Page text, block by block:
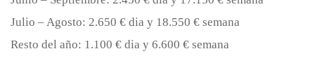
Julio – Agosto: 2.650 € dia y 18.550 € semana
Resto del año: 1.100 € dia y 6.600 € semana